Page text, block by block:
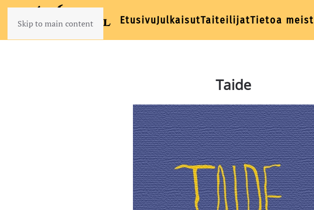
Skip to main content EtusivuJulkaisutTaiteilijatTietoa
Taide